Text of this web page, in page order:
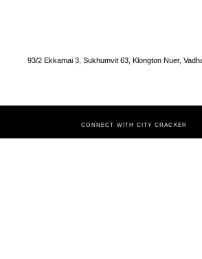
93/2 Ekkamai 3, Sukhumvit 63, Klongton Nuer,
CONNECT WITH CITY CRACKER